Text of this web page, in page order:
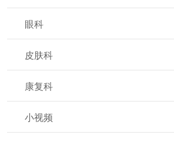
眼科
皮肤科
康复科
小视频